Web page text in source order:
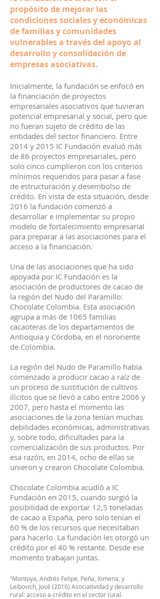
propósito de mejorar las
condiciones sociales y económicas
de familias y comunidades
vulnerables a través del apoyo al
desarrollo y consolidación de
empresas asociativas.
Inicialmente, la fundación se enfocó en
la financiación de proyectos
empresariales asociativos que tuvieran
potencial empresarial y social, pero que
no fueran sujeto de crédito de las
entidades del sector financiero. Entre
2014 y 2015 IC Fundación evaluó más
de 86 proyectos empresariales, pero
solo cinco cumplieron con los criterios
mínimos requeridos para pasar a fase
de estructuración y desembolso de
crédito. En vista de esta situación, desde
2016 la fundación comenzó a
desarrollar e implementar su propio
modelo de fortalecimiento empresarial
para preparar a las asociaciones para el
acceso a la financiación.
Una de las asociaciones que ha sido
apoyada por IC Fundación es la
asociación de productores de cacao de
la región del Nudo del Paramillo:
Chocolate Colombia. Esta asociación
agrupa a más de 1065 familias
cacaoteras de los departamentos de
Antioquia y Córdoba, en el nororiente
de Colombia.
La región del Nudo de Paramillo había
comenzado a producir cacao a raíz de
un proceso de sustitución de cultivos
ilícitos que se llevó a cabo entre 2006 y
2007, pero hasta el momento las
asociaciones de la zona tenían muchas
debilidades económicas, administrativas
y, sobre todo, dificultades para la
comercialización de sus productos. Por
esa razón, en 2014, ocho de ellas se
unieron y crearon Chocolate Colombia.
Chocolate Colombia acudió a IC
Fundación en 2015, cuando surgió la
posibilidad de exportar 12,5 toneladas
de cacao a España, pero solo tenían el
60 % de los recursos que necesitaban
para hacerlo. La fundación les otorgó un
crédito por el 40 % restante. Desde ese
momento trabajan juntas.
¹Montoya, Andrés Felipe, Peña, Ximena, y
Leibovich, José (2016) Asociatividad y desarrollo
rural: acceso a crédito en el sector rural.